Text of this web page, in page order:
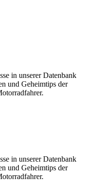
in unserer Datenbank
und Geheimtips der
in unserer Datenbank
und Geheimtips der